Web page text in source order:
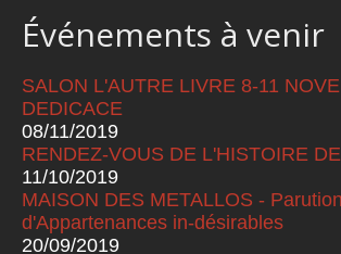
Événements à venir
SALON L'AUTRE LIVRE 8-11
DEDICACE
08/11/2019
RENDEZ-VOUS DE L'HISTOIRE
11/10/2019
MAISON DES METALLOS - Parution
d'Appartenances in-désirables
20/09/2019